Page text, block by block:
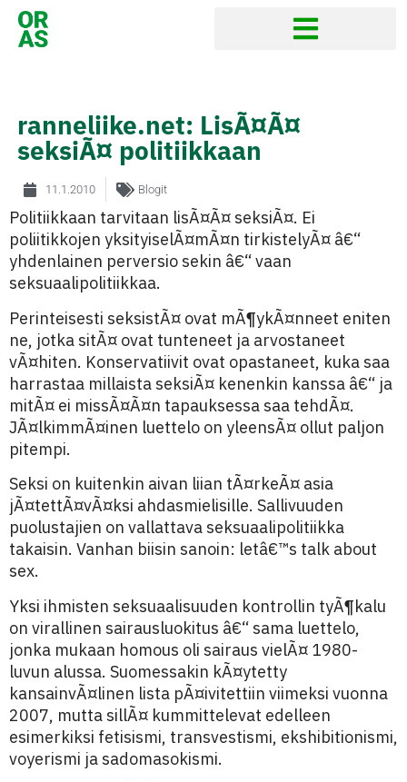
ranneliike.net: LisÃ¤Ã¤
seksiÃ¤ politiikkaan
11.1.2010 Blogit
Politiikkaan tarvitaan lisÃ¤Ã¤ seksiÃ¤. Ei
poliitikkojen yksityiselÃ¤mÃ¤n tirkistelyÃ¤ â€“
yhdenlainen perversio sekin â€“ vaan
seksuaalipolitiikkaa.
Perinteisesti seksistÃ¤ ovat mÃ¶ykÃ¤nneet eniten
ne, jotka sitÃ¤ ovat tunteneet ja arvostaneet
vÃ¤hiten. Konservatiivit ovat opastaneet, kuka saa
harrastaa millaista seksiÃ¤ kenenkin kanssa â€“ ja
mitÃ¤ ei missÃ¤Ã¤n tapauksessa saa tehdÃ¤.
JÃ¤lkimmÃ¤inen luettelo on yleensÃ¤ ollut paljon
pitempi.
Seksi on kuitenkin aivan liian tÃ¤rkeÃ¤ asia
jÃ¤tettÃ¤vÃ¤ksi ahdasmielisille. Sallivuuden
puolustajien on vallattava seksuaalipolitiikka
takaisin. Vanhan biisin sanoin: letâ€™s talk about
sex.
Yksi ihmisten seksuaalisuuden kontrollin tyÃ¶kalu
on virallinen sairausluokitus â€“ sama luettelo,
jonka mukaan homous oli sairaus vielÃ¤ 1980-
luvun alussa. Suomessakin kÃ¤ytetty
kansainvÃ¤linen lista pÃ¤ivitettiin viimeksi vuonna
2007, mutta sillÃ¤ kummittelevat edelleen
esimerkiksi fetisismi, transvestismi, ekshibitionismi,
voyerismi ja sadomasokismi.